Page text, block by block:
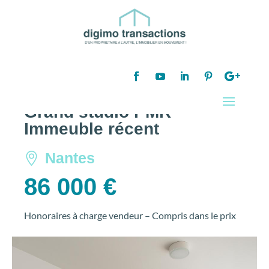
Grand studio PMR –
Immeuble récent
Nantes
86 000 €
Honoraires à charge vendeur – Compris dans le prix